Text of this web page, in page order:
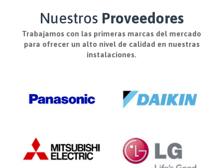
Nuestros Proveedores
Trabajamos con las primeras marcas del mercado
para ofrecer un alto nivel de calidad en nuestras
instalaciones.